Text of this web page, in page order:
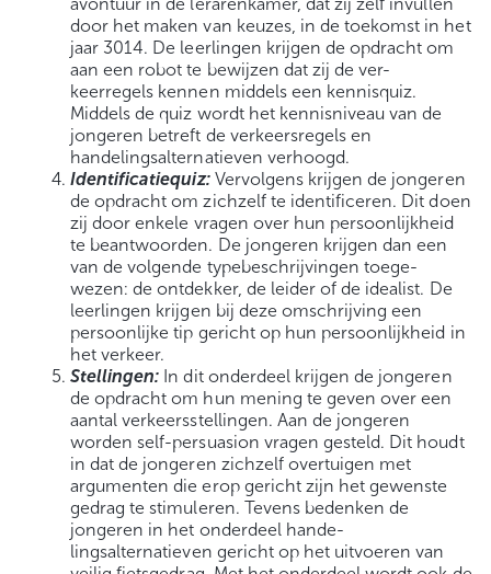
door het maken van keuzes, in de toekomst in het
jaar 3014. De leerlingen krijgen de opdracht om
aan een robot te bewijzen dat zij de ver-
keerregels kennen middels een kennisquiz.
Middels de quiz wordt het kennisniveau van de
jongeren betreft de verkeersregels en
handelingsalternatieven verhoogd.
Identificatiequiz: Vervolgens krijgen de jongeren
de opdracht om zichzelf te identificeren. Dit doen
zij door enkele vragen over hun persoonlijkheid
te beantwoorden. De jongeren krijgen dan een
van de volgende typebeschrijvingen toege-
wezen: de ontdekker, de leider of de idealist. De
leerlingen krijgen bij deze omschrijving een
persoonlijke tip gericht op hun persoonlijkheid in
het verkeer.
Stellingen: In dit onderdeel krijgen de jongeren
de opdracht om hun mening te geven over een
aantal verkeersstellingen. Aan de jongeren
worden self-persuasion vragen gesteld. Dit houdt
in dat de jongeren zichzelf overtuigen met
argumenten die erop gericht zijn het gewenste
gedrag te stimuleren. Tevens bedenken de
jongeren in het onderdeel hande-
lingsalternatieven gericht op het uitvoeren van